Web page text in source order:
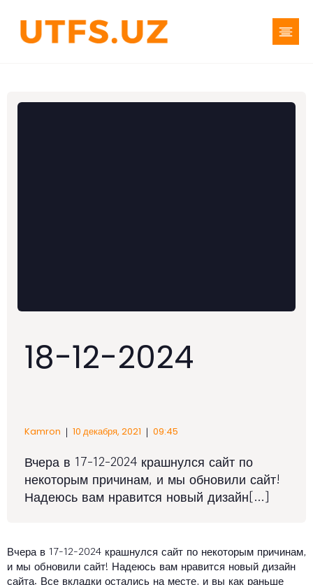
18-12-2024
Kamron | 10 декабря, 2021 | 09:45
Вчера в 17-12-2024 крашнулся сайт по
некоторым причинам, и мы обновили сайт!
Надеюсь вам нравится новый дизайн[…]
Вчера в 17-12-2024 крашнулся сайт по некоторым причинам,
и мы обновили сайт! Надеюсь вам нравится новый дизайн
сайта. Все вкладки остались на месте, и вы как раньше